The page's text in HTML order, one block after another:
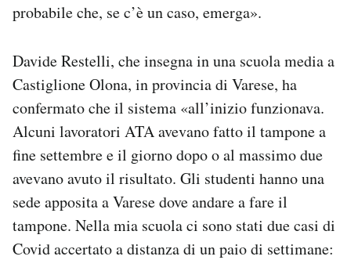
probabile che, se c’è un caso, emerga».
Davide Restelli, che insegna in una scuola media a
Castiglione Olona, in provincia di Varese, ha
confermato che il sistema «all’inizio funzionava.
Alcuni lavoratori ATA avevano fatto il tampone a
fine settembre e il giorno dopo o al massimo due
avevano avuto il risultato. Gli studenti hanno una
sede apposita a Varese dove andare a fare il
tampone. Nella mia scuola ci sono stati due casi di
Covid accertato a distanza di un paio di settimane: